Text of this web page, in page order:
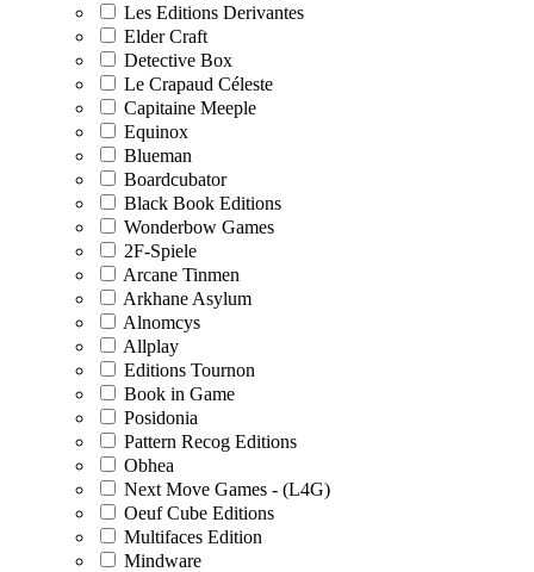
Les Editions Derivantes
Elder Craft
Detective Box
Le Crapaud Céleste
Capitaine Meeple
Equinox
Blueman
Boardcubator
Black Book Editions
Wonderbow Games
2F-Spiele
Arcane Tinmen
Arkhane Asylum
Alnomcys
Allplay
Editions Tournon
Book in Game
Posidonia
Pattern Recog Editions
Obhea
Next Move Games - (L4G)
Oeuf Cube Editions
Multifaces Edition
Mindware